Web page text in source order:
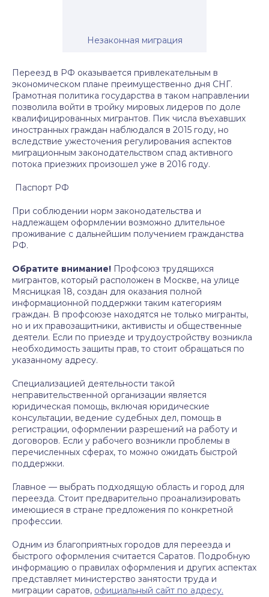
Незаконная миграция
Переезд в РФ оказывается привлекательным в
экономическом плане преимущественно дня СНГ.
Грамотная политика государства в таком направлении
позволила войти в тройку мировых лидеров по доле
квалифицированных мигрантов. Пик числа въехавших
иностранных граждан наблюдался в 2015 году, но
вследствие ужесточения регулирования аспектов
миграционным законодательством спад активного
потока приезжих произошел уже в 2016 году.
Паспорт РФ
При соблюдении норм законодательства и
надлежащем оформлении возможно длительное
проживание с дальнейшим получением гражданства
РФ.
Обратите внимание! Профсоюз трудящихся
мигрантов, который расположен в Москве, на улице
Мясницкая 18, создан для оказания полной
информационной поддержки таким категориям
граждан. В профсоюзе находятся не только мигранты,
но и их правозащитники, активисты и общественные
деятели. Если по приезде и трудоустройству возникла
необходимость защиты прав, то стоит обращаться по
указанному адресу.
Специализацией деятельности такой
неправительственной организации является
юридическая помощь, включая юридические
консультации, ведение судебных дел, помощь в
регистрации, оформлении разрешений на работу и
договоров. Если у рабочего возникли проблемы в
перечисленных сферах, то можно ожидать быстрой
поддержки.
Главное — выбрать подходящую область и город для
переезда. Стоит предварительно проанализировать
имеющиеся в стране предложения по конкретной
профессии.
Одним из благоприятных городов для переезда и
быстрого оформления считается Саратов. Подробную
информацию о правилах оформления и других аспектах
представляет министерство занятости труда и
миграции саратов, официальный сайт по адресу.